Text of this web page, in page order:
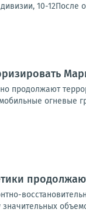
дивизии, 10-
продолжают
огневые